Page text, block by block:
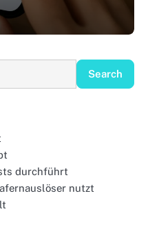
Search
durchführt
nutzt